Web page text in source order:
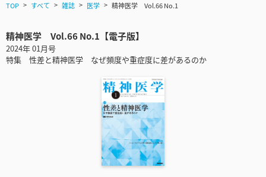
TOP すべて 雑誌 医学 精神医学 Vol.66 No.1
精神医学 Vol.66 No.1【電子版】
2024年 01月号
特集 性差と精神医学 なぜ頻度や重症度に差があるのか